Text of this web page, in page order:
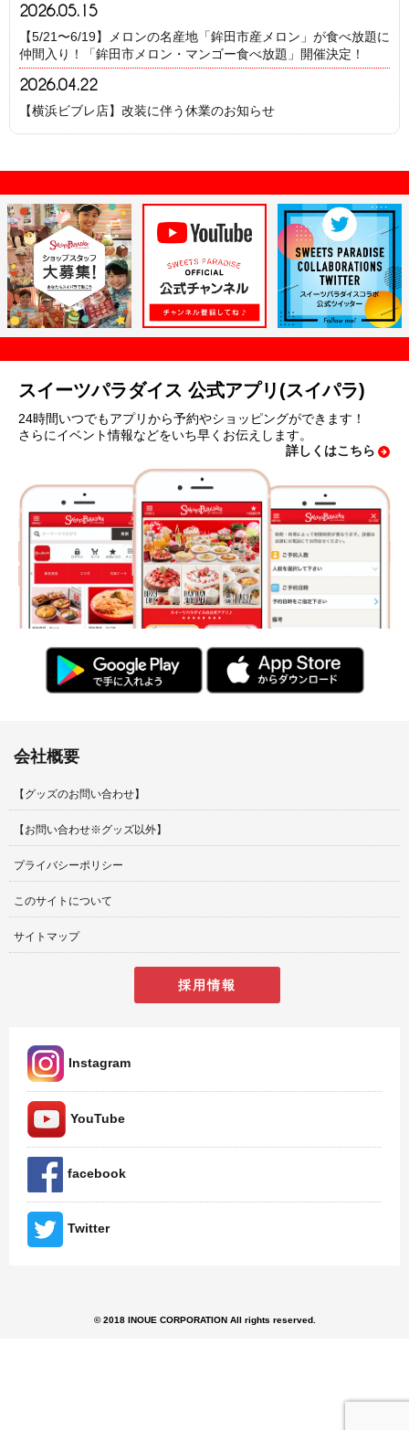
2026.05.15
【5/21〜6/19】メロンの名産地「鉾田市産メロン」が食べ放題に
仲間入り！「鉾田市メロン・マンゴー食べ放題」開催決定！
2026.04.22
【横浜ビブレ店】改装に伴う休業のお知らせ
スイーツパラダイス 公式アプリ(スイパラ)
24時間いつでもアプリから予約やショッピングができます！
さらにイベント情報などをいち早くお伝えします。
詳しくはこちら
会社概要
【グッズのお問い合わせ】
【お問い合わせ※グッズ以外】
プライバシーポリシー
このサイトについて
サイトマップ
採用情報
Instagram
YouTube
facebook
Twitter
© 2018 INOUE CORPORATION All rights reserved.